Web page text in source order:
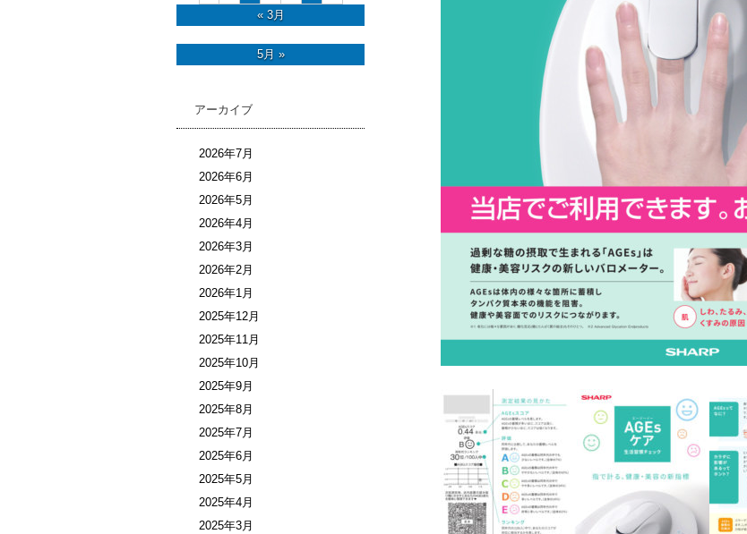
« 3月
5月 »
アーカイブ
2026年7月
2026年6月
2026年5月
2026年4月
2026年3月
2026年2月
2026年1月
2025年12月
2025年11月
2025年10月
2025年9月
2025年8月
2025年7月
2025年6月
2025年5月
2025年4月
2025年3月